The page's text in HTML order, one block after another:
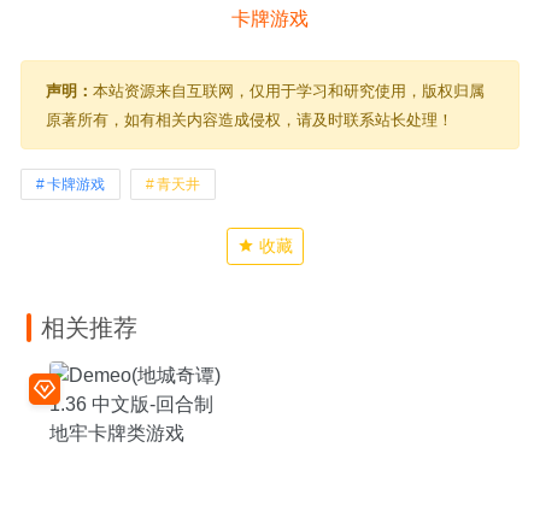
声明： 本站资源来自互联网，仅用于学习和研究使用，版权归属
原著所有，如有相关内容造成侵权，请及时联系站长处理！
卡牌游戏 青天井
收藏
相关推荐